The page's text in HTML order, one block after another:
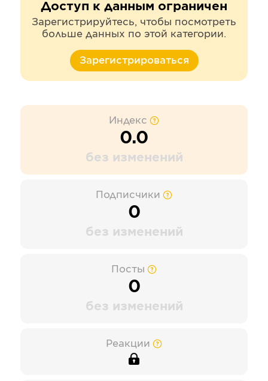
Доступ к данным ограничен
Зарегистрируйтесь, чтобы посмотреть
больше данных по этой категории.
Зарегистрироваться
Индекс
0.0
без изменений
Подписчики
0
без изменений
Посты
0
без изменений
Реакции